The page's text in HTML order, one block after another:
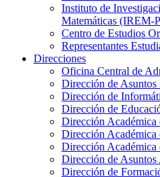
Instituto de
Matemáticas (IREM-
Centro de Estudios
Representantes
Direcciones
Oficina Central de
Dirección de Asuntos
Dirección de
Dirección de
Dirección Académica
Dirección Académica
Dirección Académica
Dirección de Asuntos
Dirección de